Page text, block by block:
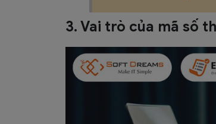
3. Vai trò của mã số